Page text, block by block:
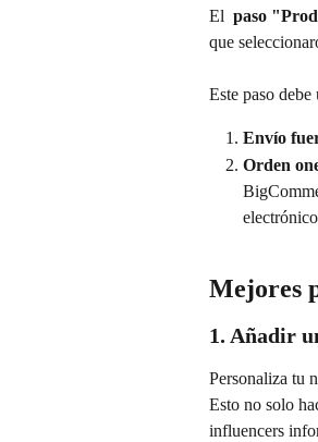
El paso
que
Este paso debe
Envío
Orden
Mejores
1. Añadir
Personaliza tu
Esto no solo
influencers